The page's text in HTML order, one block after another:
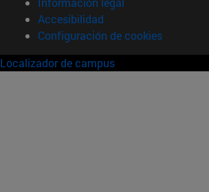
Accesibilidad
Configuración de cookies
Localizador de campus